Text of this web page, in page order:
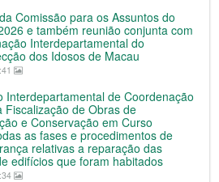
Comissão para os Assuntos do
e também reunião conjunta com
Interdepartamental do
dos Idosos de Macau
Interdepartamental de Coordenação
Fiscalização de Obras de
e Conservação em Curso
as fases e procedimentos de
relativas a reparação das
edifícios que foram habitados